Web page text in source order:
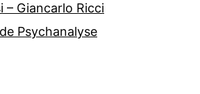
– Giancarlo Ricci
Psychanalyse